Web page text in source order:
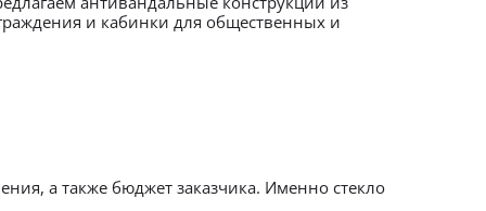
и кабинки для общественных и
а также бюджет заказчика. Именно стекло